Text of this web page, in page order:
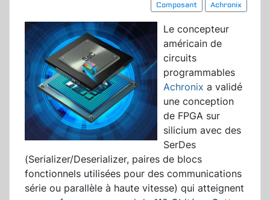
Composant
Achronix
Le concepteur
américain de
circuits
programmables
Achronix a validé
une conception
de FPGA sur
silicium avec des
SerDes
(Serializer/Deserializer, paires de blocs
fonctionnels utilisées pour des communications
série ou parallèle à haute vitesse) qui atteignent